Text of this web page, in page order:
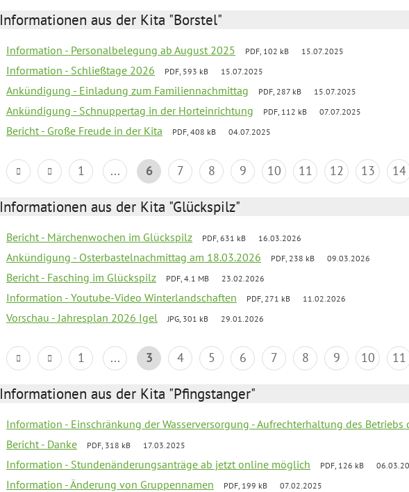
Informationen aus der Kita "Borstel"
Information - Personalbelegung ab August 2025 PDF, 102 kB 15.07.2025
Information - Schließtage 2026 PDF, 593 kB 15.07.2025
Ankündigung - Einladung zum Familiennachmittag PDF, 287 kB 15.07.2025
Ankündigung - Schnuppertag in der Horteinrichtung PDF, 112 kB 07.07.2025
Bericht - Große Freude in der Kita PDF, 408 kB 04.07.2025
1 ... 6 7 8 9 10 11 12 13 14
Informationen aus der Kita "Glückspilz"
Bericht - Märchenwochen im Glückspilz PDF, 631 kB 16.03.2026
Ankündigung - Osterbastelnachmittag am 18.03.2026 PDF, 238 kB 09.03.2026
Bericht - Fasching im Glückspilz PDF, 4.1 MB 23.02.2026
Information - Youtube-Video Winterlandschaften PDF, 271 kB 11.02.2026
Vorschau - Jahresplan 2026 Igel JPG, 301 kB 29.01.2026
1 ... 3 4 5 6 7 8 9 10 11
Informationen aus der Kita "Pfingstanger"
Information - Einschränkung der Wasserversorgung - Aufrechterhaltung des Betriebs
Bericht - Danke PDF, 318 kB 17.03.2025
Information - Stundenänderungsanträge ab jetzt online möglich PDF, 126 kB
Information - Änderung von Gruppennamen PDF, 199 kB 07.02.2025